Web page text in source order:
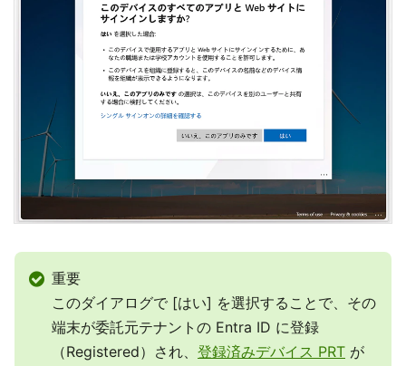
重要
このダイアログで [はい] を選択することで、その
端末が委託元テナントの Entra ID に登録
（Registered）され、 登録済みデバイス PRT が